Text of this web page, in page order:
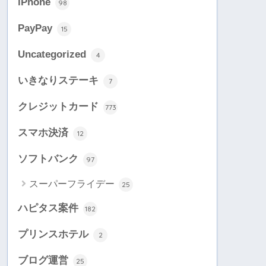
iPhone 98
PayPay 15
Uncategorized 4
いきなりステーキ 7
クレジットカード 773
スマホ決済 12
ソフトバンク 97
スーパーフライデー 25
ハピタス案件 182
プリンスホテル 2
ブログ運営 25